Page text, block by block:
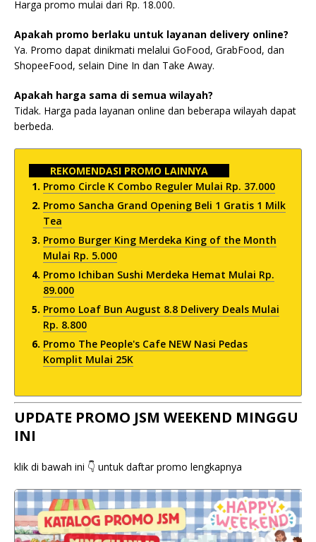
Harga promo mulai dari Rp. 18.000.
Apakah promo berlaku untuk layanan delivery online?
Ya. Promo dapat dinikmati melalui GoFood, GrabFood, dan
ShopeeFood, selain Dine In dan Take Away.
Apakah harga sama di semua wilayah?
Tidak. Harga pada layanan online dan beberapa wilayah dapat
berbeda.
REKOMENDASI PROMO LAINNYA
Promo Circle K Combo Reguler Mulai Rp. 37.000
Promo Sancha Grand Opening Beli 1 Gratis 1 Milk
Tea
Promo Burger King Merdeka King of the Month
Mulai Rp. 5.000
Promo Ichiban Sushi Merdeka Hemat Mulai Rp.
89.000
Promo Loaf Bun August 8.8 Delivery Deals Mulai
Rp. 8.800
Promo The People's Cafe NEW Nasi Pedas
Komplit Mulai 25K
UPDATE PROMO JSM WEEKEND MINGGU
INI
klik di bawah ini 👇 untuk daftar promo lengkapnya